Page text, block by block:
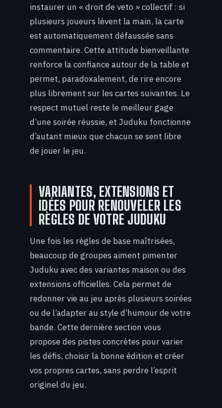
instaurer un « droit de veto » collectif : si
plusieurs joueurs lèvent la main, la carte
est automatiquement défaussée sans
commentaire. Cette attitude bienveillante
renforce la confiance autour de la table et
permet, paradoxalement, de rire encore
plus librement sur les cartes suivantes. Le
respect mutuel reste le meilleur gage
d’une soirée réussie, et Juduku fonctionne
d’autant mieux que chacun se sent libre
de jouer le jeu.
VARIANTES, EXTENSIONS ET
IDÉES POUR RENOUVELER LES
RÈGLES DE VOTRE JUDUKU
Une fois les règles de base maîtrisées,
beaucoup de groupes aiment pimenter
Juduku avec des variantes maison ou des
extensions officielles. Cela permet de
redonner vie au jeu après plusieurs soirées
ou de l’adapter au style d’humour de votre
bande. Cette dernière section vous
propose des pistes concrètes pour varier
les défis, choisir la bonne édition et créer
vos propres cartes, sans perdre l’esprit
originel du jeu.